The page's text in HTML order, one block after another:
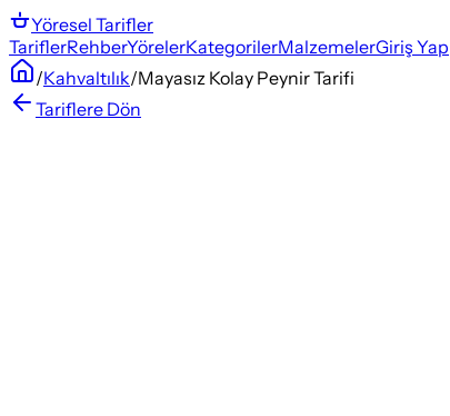
Yöresel Tarifler
TariflerRehberYörelerKategorilerMalzemelerGiriş Yap
/Kahvaltılık/Mayasız Kolay Peynir Tarifi
Tariflere Dön